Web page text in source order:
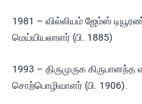
1981 – வில்லியம் ஜேம்ஸ்
மெய்யியலாளர் (பி. 1885)
1993 – திருமுருக
சொற்பொழிவாளர் (பி. 1906).